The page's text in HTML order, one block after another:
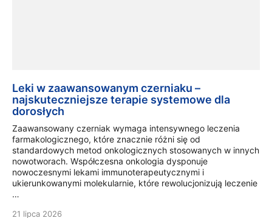
Leki w zaawansowanym czerniaku –
najskuteczniejsze terapie systemowe dla
dorosłych
Zaawansowany czerniak wymaga intensywnego leczenia
farmakologicznego, które znacznie różni się od
standardowych metod onkologicznych stosowanych w innych
nowotworach. Współczesna onkologia dysponuje
nowoczesnymi lekami immunoterapeutycznymi i
ukierunkowanymi molekularnie, które rewolucjonizują leczenie
…
21 lipca 2026